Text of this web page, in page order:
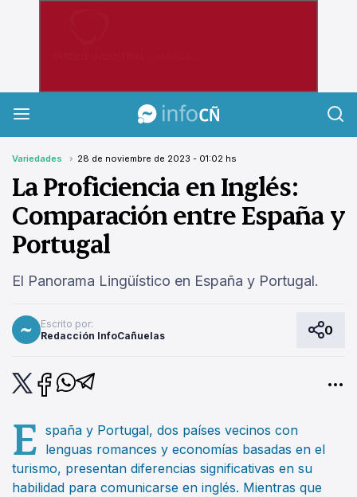
Variedades 28 de noviembre de 2023 - 01:02 hs
La Proficiencia en Inglés:
Comparación entre España y
Portugal
El Panorama Lingüístico en España y Portugal.
Escrito por:
Redacción InfoCañuelas
0
E spaña y Portugal, dos países vecinos con
lenguas romances y economías basadas en el
turismo, presentan diferencias significativas en su
habilidad para comunicarse en inglés. Mientras que